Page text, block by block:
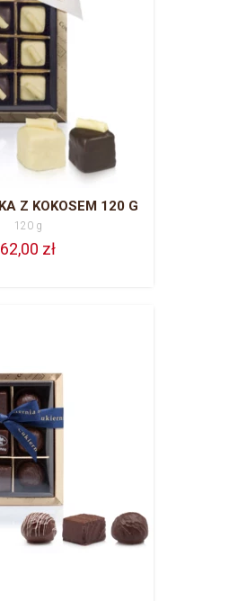
Z KOKOSEM 120 G
120 g
62,00 zł